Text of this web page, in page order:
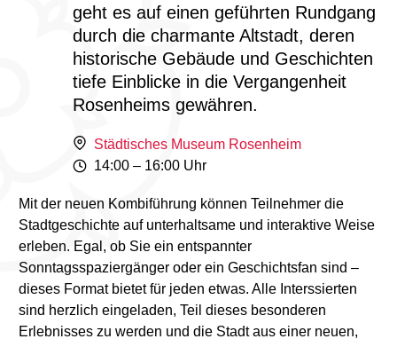
geht es auf einen geführten Rundgang
durch die charmante Altstadt, deren
historische Gebäude und Geschichten
tiefe Einblicke in die Vergangenheit
Rosenheims gewähren.
Städtisches Museum Rosenheim
14:00– 16:00 Uhr
Mit der neuen Kombiführung können Teilnehmer die
Stadtgeschichte auf unterhaltsame und interaktive Weise
erleben. Egal, ob Sie ein entspannter
Sonntagsspaziergänger oder ein Geschichtsfan sind –
dieses Format bietet für jeden etwas. Alle Interssierten
sind herzlich eingeladen, Teil dieses besonderen
Erlebnisses zu werden und die Stadt aus einer neuen,